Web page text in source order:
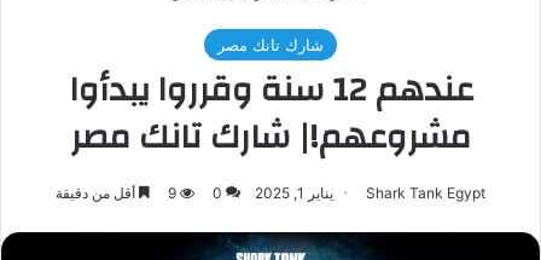
شارك تانك مصر
عندهم 12 سنة وقرروا يبدأوا
مشروعهم!| شارك تانك مصر
Shark Tank Egypt يناير 1, 2025 0
9 أقل من دقيقة